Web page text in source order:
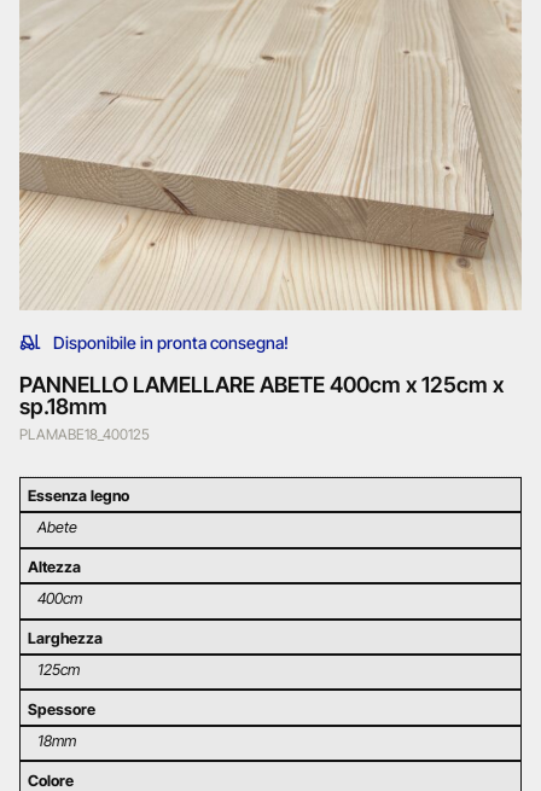
Disponibile in pronta consegna!
PANNELLO LAMELLARE ABETE 400cm x 125cm x
sp.18mm
PLAMABE18_400125
Essenza legno
Abete
Altezza
400cm
Larghezza
125cm
Spessore
18mm
Colore